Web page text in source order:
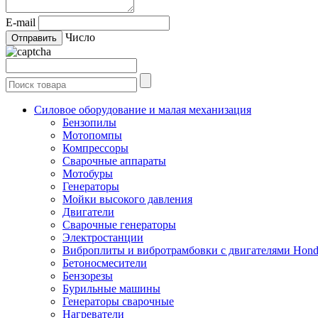
E-mail
Число
Силовое оборудование и малая механизация
Бензопилы
Мотопомпы
Компрессоры
Сварочные аппараты
Мотобуры
Генераторы
Мойки высокого давления
Двигатели
Сварочные генераторы
Электростанции
Виброплиты и вибротрамбовки с двигателями
Бетоносмесители
Бензорезы
Бурильные машины
Генераторы сварочные
Нагреватели